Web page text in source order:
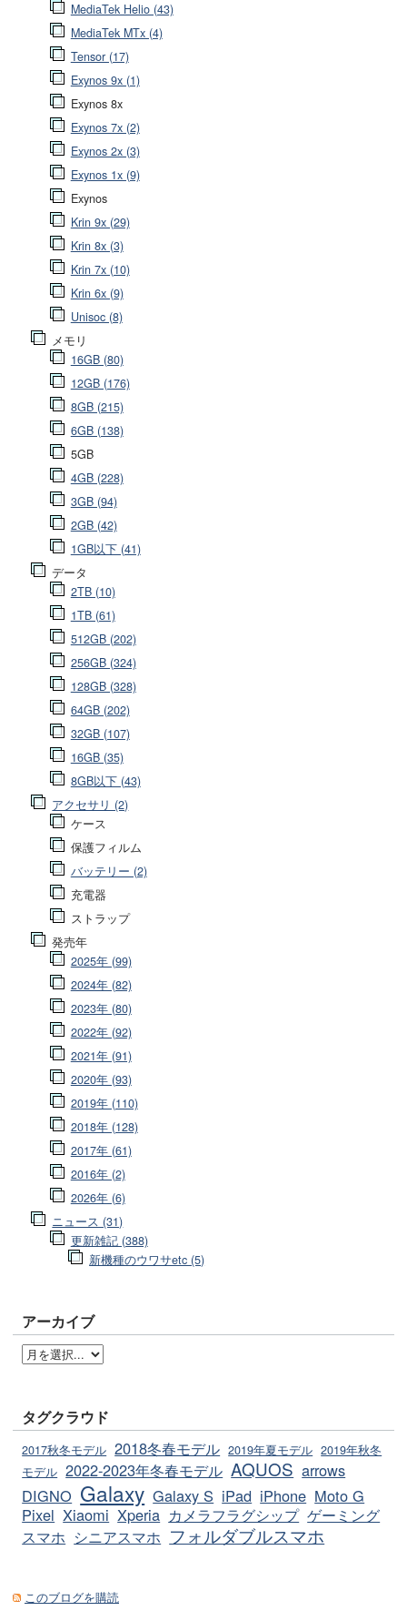
MediaTek Helio (43)
MediaTek MTx (4)
Tensor (17)
Exynos 9x (1)
Exynos 8x
Exynos 7x (2)
Exynos 2x (3)
Exynos 1x (9)
Exynos
Krin 9x (29)
Krin 8x (3)
Krin 7x (10)
Krin 6x (9)
Unisoc (8)
メモリ
16GB (80)
12GB (176)
8GB (215)
6GB (138)
5GB
4GB (228)
3GB (94)
2GB (42)
1GB以下 (41)
データ
2TB (10)
1TB (61)
512GB (202)
256GB (324)
128GB (328)
64GB (202)
32GB (107)
16GB (35)
8GB以下 (43)
アクセサリ (2)
ケース
保護フィルム
バッテリー (2)
充電器
ストラップ
発売年
2025年 (99)
2024年 (82)
2023年 (80)
2022年 (92)
2021年 (91)
2020年 (93)
2019年 (110)
2018年 (128)
2017年 (61)
2016年 (2)
2026年 (6)
ニュース (31)
更新雑記 (388)
新機種のウワサetc (5)
アーカイブ
タグクラウド
2017秋冬モデル 2018冬春モデル 2019年夏モデル 2019年秋冬
モデル 2022-2023年冬春モデル AQUOS arrows
DIGNO Galaxy Galaxy S iPad iPhone Moto G
Pixel Xiaomi Xperia カメラフラグシップ ゲーミング
スマホ シニアスマホ フォルダブルスマホ
このブログを購読